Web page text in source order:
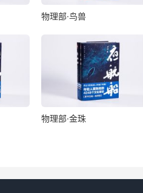
物理部·鸟兽
物理部·金珠